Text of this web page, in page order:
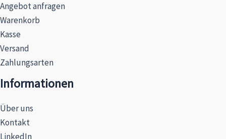
Angebot anfragen
Warenkorb
Kasse
Versand
Zahlungsarten
Informationen
Über uns
Kontakt
LinkedIn